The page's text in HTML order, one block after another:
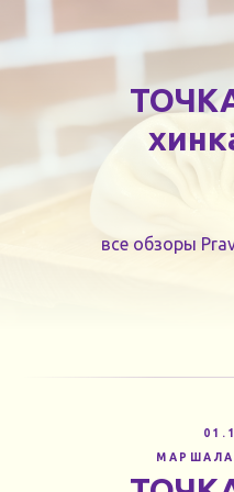
все обзоры